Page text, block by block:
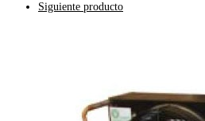
Siguiente producto